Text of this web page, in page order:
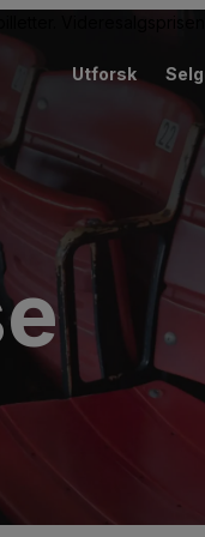
Utforsk